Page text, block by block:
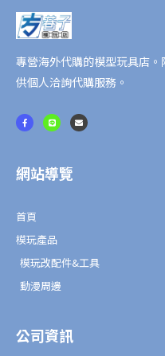
追
情
組
量
專營海外代購的模型玩具店
供個人洽詢代購服務。
F
a
c
k
-
L
i
n
E
n
v
網站導覽
首頁
模玩產品
模玩改配件&工具
動漫周邊
公司資訊